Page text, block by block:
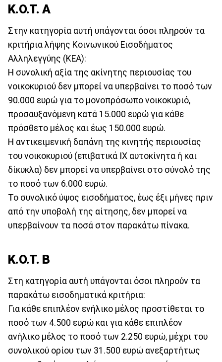
Κ.Ο.Τ. Α
Στην κατηγορία αυτή υπάγονται όσοι πληρούν τα
κριτήρια λήψης Κοινωνικού Εισοδήματος
Αλληλεγγύης (ΚΕΑ):
Η συνολική αξία της ακίνητης περιουσίας του
νοικοκυριού δεν μπορεί να υπερβαίνει το ποσό των
90.000 ευρώ για το μονοπρόσωπο νοικοκυριό,
προσαυξανόμενη κατά 15.000 ευρώ για κάθε
πρόσθετο μέλος και έως 150.000 ευρώ.
Η αντικειμενική δαπάνη της κινητής περιουσίας
του νοικοκυριού (επιβατικά ΙΧ αυτοκίνητα ή και
δίκυκλα) δεν μπορεί να υπερβαίνει στο σύνολό της
το ποσό των 6.000 ευρώ.
Το συνολικό ύψος εισοδήματος, έως έξι μήνες πριν
από την υποβολή της αίτησης, δεν μπορεί να
υπερβαίνουν τα ποσά στον παρακάτω πίνακα.
Κ.Ο.Τ. Β
Στη κατηγορία αυτή υπάγονται όσοι πληρούν τα
παρακάτω εισοδηματικά κριτήρια:
Για κάθε επιπλέον ενήλικο μέλος προστίθεται το
ποσό των 4.500 ευρώ και για κάθε επιπλέον
ανήλικο μέλος το ποσό των 2.250 ευρώ, μέχρι του
συνολικού ορίου των 31.500 ευρώ ανεξαρτήτως